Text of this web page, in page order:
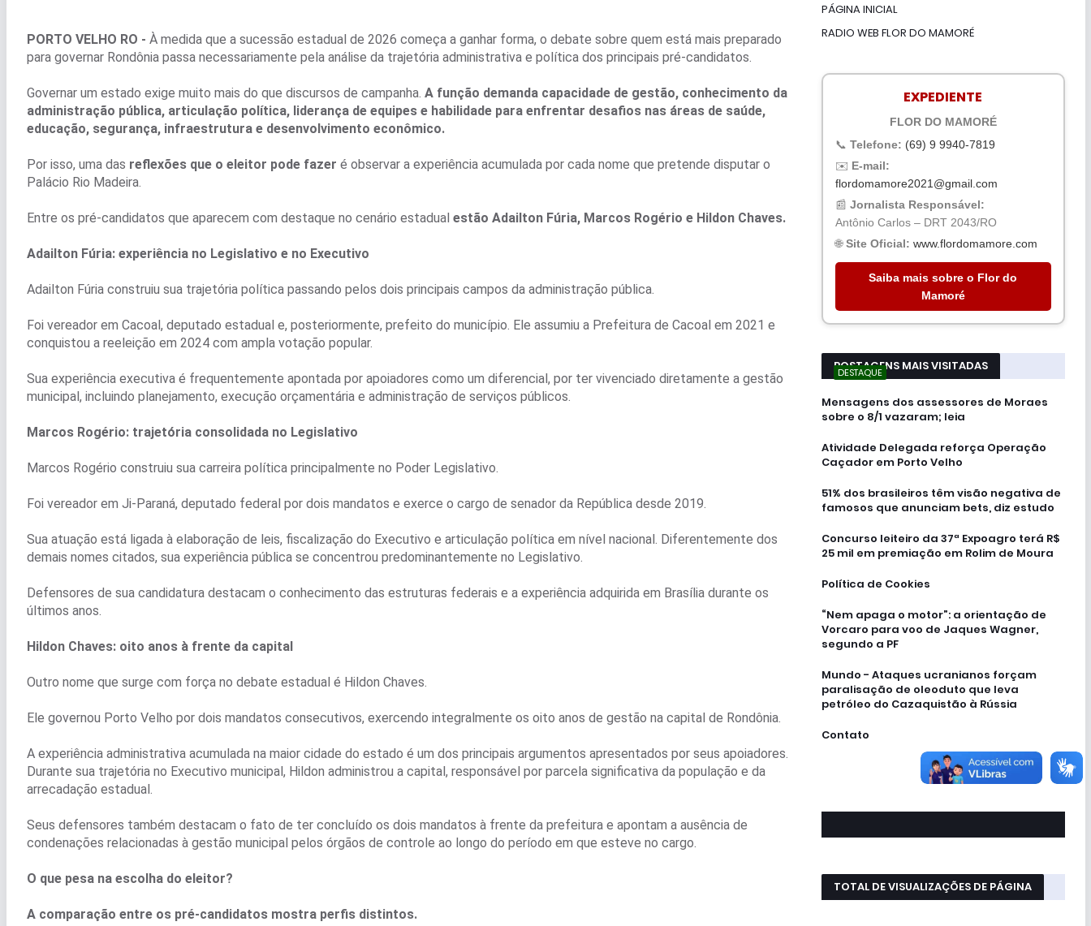
PORTO VELHO RO - À medida que a sucessão estadual de 2026 começa a ganhar forma, o debate sobre quem está mais preparado
para governar Rondônia passa necessariamente pela análise da trajetória administrativa e política dos principais pré-candidatos.
Governar um estado exige muito mais do que discursos de campanha. A função demanda capacidade de gestão, conhecimento da
administração pública, articulação política, liderança de equipes e habilidade para enfrentar desafios nas áreas de saúde,
educação, segurança, infraestrutura e desenvolvimento econômico.
Por isso, uma das reflexões que o eleitor pode fazer é observar a experiência acumulada por cada nome que pretende disputar o
Palácio Rio Madeira.
Entre os pré-candidatos que aparecem com destaque no cenário estadual estão Adailton Fúria, Marcos Rogério e Hildon Chaves.
Adailton Fúria: experiência no Legislativo e no Executivo
Adailton Fúria construiu sua trajetória política passando pelos dois principais campos da administração pública.
Foi vereador em Cacoal, deputado estadual e, posteriormente, prefeito do município. Ele assumiu a Prefeitura de Cacoal em 2021 e
conquistou a reeleição em 2024 com ampla votação popular.
Sua experiência executiva é frequentemente apontada por apoiadores como um diferencial, por ter vivenciado diretamente a gestão
municipal, incluindo planejamento, execução orçamentária e administração de serviços públicos.
Marcos Rogério: trajetória consolidada no Legislativo
Marcos Rogério construiu sua carreira política principalmente no Poder Legislativo.
Foi vereador em Ji-Paraná, deputado federal por dois mandatos e exerce o cargo de senador da República desde 2019.
Sua atuação está ligada à elaboração de leis, fiscalização do Executivo e articulação política em nível nacional. Diferentemente dos
demais nomes citados, sua experiência pública se concentrou predominantemente no Legislativo.
Defensores de sua candidatura destacam o conhecimento das estruturas federais e a experiência adquirida em Brasília durante os
últimos anos.
Hildon Chaves: oito anos à frente da capital
Outro nome que surge com força no debate estadual é Hildon Chaves.
Ele governou Porto Velho por dois mandatos consecutivos, exercendo integralmente os oito anos de gestão na capital de Rondônia.
A experiência administrativa acumulada na maior cidade do estado é um dos principais argumentos apresentados por seus apoiadores.
Durante sua trajetória no Executivo municipal, Hildon administrou a capital, responsável por parcela significativa da população e da
arrecadação estadual.
Seus defensores também destacam o fato de ter concluído os dois mandatos à frente da prefeitura e apontam a ausência de
condenações relacionadas à gestão municipal pelos órgãos de controle ao longo do período em que esteve no cargo.
O que pesa na escolha do eleitor?
A comparação entre os pré-candidatos mostra perfis distintos.
PÁGINA INICIAL
RADIO WEB FLOR DO MAMORÉ
EXPEDIENTE
FLOR DO MAMORÉ
📞 Telefone: (69) 9 9940-7819
✉️ E-mail:
flordomamore2021@gmail.com
📰 Jornalista Responsável:
Antônio Carlos – DRT 2043/RO
🌐Site Oficial: www.flordomamore.com
Saiba mais sobre o Flor do
Mamoré
POSTAGENS MAIS VISITADAS
DESTAQUE
Mensagens dos assessores de Moraes
sobre o 8/1 vazaram; leia
Atividade Delegada reforça Operação
Caçador em Porto Velho
51% dos brasileiros têm visão negativa de
famosos que anunciam bets, diz estudo
Concurso leiteiro da 37ª Expoagro terá R$
25 mil em premiação em Rolim de Moura
Política de Cookies
“Nem apaga o motor”: a orientação de
Vorcaro para voo de Jaques Wagner,
segundo a PF
Mundo - Ataques ucranianos forçam
paralisação de oleoduto que leva
petróleo do Cazaquistão à Rússia
Contato
TOTAL DE VISUALIZAÇÕES DE PÁGINA